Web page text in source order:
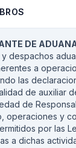
DE
despachos
a
las
de auxiliar
de
operaciones y
por las
a dichas